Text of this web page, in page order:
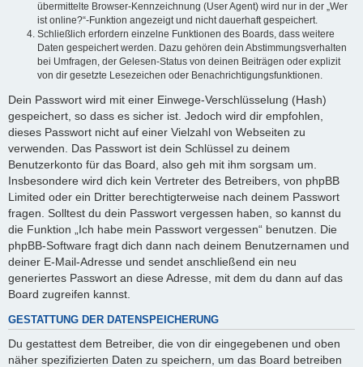
übermittelte Browser-Kennzeichnung (User Agent) wird nur in der „Wer
ist online?“-Funktion angezeigt und nicht dauerhaft gespeichert.
Schließlich erfordern einzelne Funktionen des Boards, dass weitere
Daten gespeichert werden. Dazu gehören dein Abstimmungsverhalten
bei Umfragen, der Gelesen-Status von deinen Beiträgen oder explizit
von dir gesetzte Lesezeichen oder Benachrichtigungsfunktionen.
Dein Passwort wird mit einer Einwege-Verschlüsselung (Hash)
gespeichert, so dass es sicher ist. Jedoch wird dir empfohlen,
dieses Passwort nicht auf einer Vielzahl von Webseiten zu
verwenden. Das Passwort ist dein Schlüssel zu deinem
Benutzerkonto für das Board, also geh mit ihm sorgsam um.
Insbesondere wird dich kein Vertreter des Betreibers, von phpBB
Limited oder ein Dritter berechtigterweise nach deinem Passwort
fragen. Solltest du dein Passwort vergessen haben, so kannst du
die Funktion „Ich habe mein Passwort vergessen“ benutzen. Die
phpBB-Software fragt dich dann nach deinem Benutzernamen und
deiner E-Mail-Adresse und sendet anschließend ein neu
generiertes Passwort an diese Adresse, mit dem du dann auf das
Board zugreifen kannst.
GESTATTUNG DER DATENSPEICHERUNG
Du gestattest dem Betreiber, die von dir eingegebenen und oben
näher spezifizierten Daten zu speichern, um das Board betreiben